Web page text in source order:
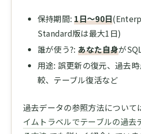
保持期間:1日〜90日
Standard版は最大1日)
誰が使う?: あなた自身が
用途: 誤更新の復元、過去
較、テーブル復活など
過去データの参照方法について
イムトラベルでテーブルの過去